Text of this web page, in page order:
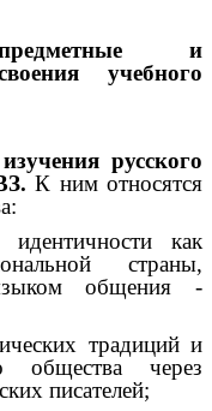
и
учебного
русского
К ним относятся
идентичности как
страны,
общения -
традиций и
общества через
писателей;